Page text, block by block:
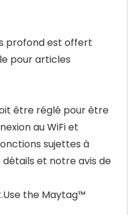
profond est offert
pour articles
être réglé pour être
au WiFi et
sujettes à
détails et notre avis de
the Maytag™